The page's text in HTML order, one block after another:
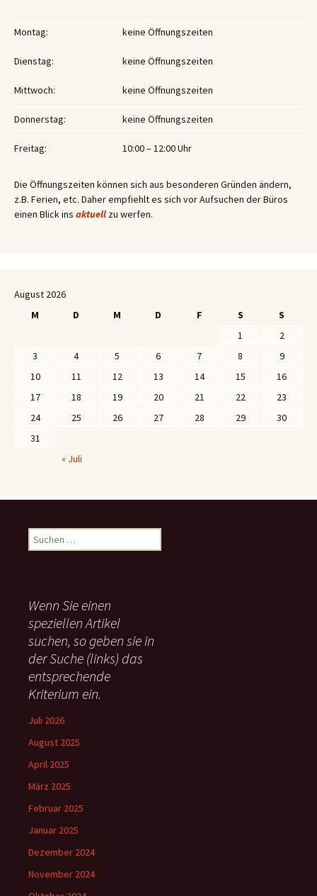
Montag: keine Öffnungszeiten
Dienstag: keine Öffnungszeiten
Mittwoch: keine Öffnungszeiten
Donnerstag: keine Öffnungszeiten
Freitag: 10:00 – 12:00 Uhr
Die Öffnungszeiten können sich aus besonderen Gründen ändern,
z.B. Ferien, etc. Daher empfiehlt es sich vor Aufsuchen der Büros
einen Blick ins aktuell zu werfen.
August 2026
M
D M D F S
S
1
2
3
4 5 6 7 8
9
10
11 12 13 14 15
16
17
18 19 20 21 22
23
24
25 26 27 28 29
30
31
« Juli
u
n
n
a
c
:
Wenn Sie einen
speziellen Artikel
suchen, so geben sie in
der Suche (links) das
entsprechende
Kriterium ein.
Juli 2026
August 2025
April 2025
März 2025
Februar 2025
Januar 2025
Dezember 2024
November 2024